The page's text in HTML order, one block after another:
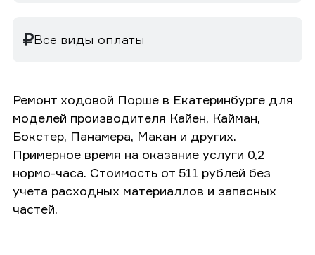
Все виды оплаты
Ремонт ходовой Порше в Екатеринбурге для
моделей производителя Кайен, Кайман,
Бокстер, Панамера, Макан и других.
Примерное время на оказание услуги 0,2
нормо-часа. Стоимость от 511 рублей без
учета расходных материаллов и запасных
частей.